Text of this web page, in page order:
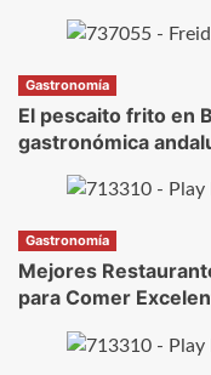
Gastronomía
El pescaito frito en
gastronómica
Gastronomía
Mejores
para Comer